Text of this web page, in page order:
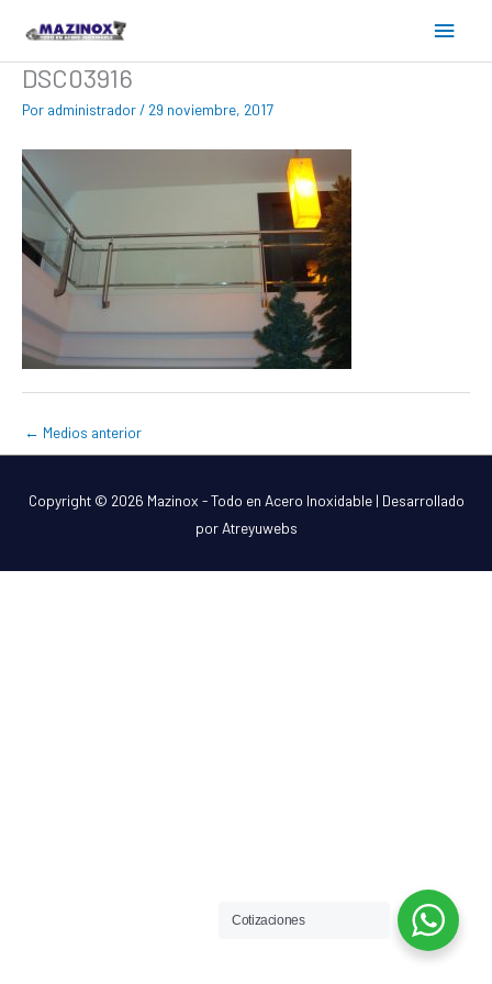
contenido
Menú
DSC03916
Por administrador/ 29 noviembre, 2017
← Medios anterior
Copyright © 2026 Mazinox - Todo en Acero Inoxidable| Desarrollado
por Atreyuwebs
Cotizaciones